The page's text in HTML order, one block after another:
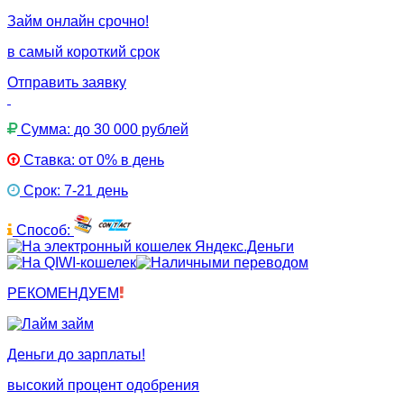
Займ онлайн срочно!
в самый короткий срок
Отправить заявку
Сумма: до 30 000 рублей
Ставка: от 0% в день
Срок: 7-21 день
Способ:
РЕКОМЕНДУЕМ
Деньги до зарплаты!
высокий процент одобрения